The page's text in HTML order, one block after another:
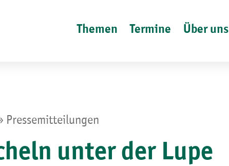
Themen Termine Über uns
Pressemitteilungen
unter der Lupe